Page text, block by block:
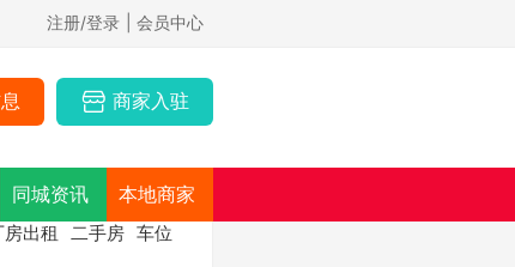
注册/登录 | 会员中心
商家入驻
同城资讯 本地商家
房出租 二手房 车位